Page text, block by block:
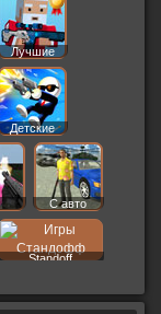
Лучшие
Детские
С авто
Standoff